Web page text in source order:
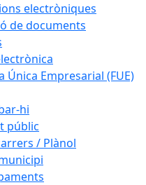
electròniques
de documents
Única Empresarial (FUE)
hi
públic
/ Plànol